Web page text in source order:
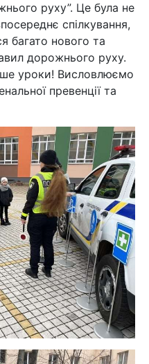
руху”. Це була не
спілкування,
багато нового та
дорожнього руху.
уроки! Висловлюємо
превенції та